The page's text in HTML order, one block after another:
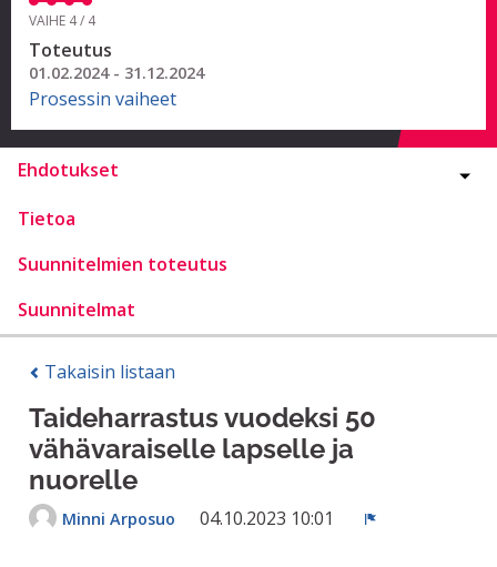
VAIHE 4 / 4
Toteutus
01.02.2024 - 31.12.2024
Prosessin vaiheet
Ehdotukset
Tietoa
Suunnitelmien toteutus
Suunnitelmat
Takaisin listaan
Taideharrastus vuodeksi 50
vähävaraiselle lapselle ja
nuorelle
Minni Arposuo 04.10.2023 10:01